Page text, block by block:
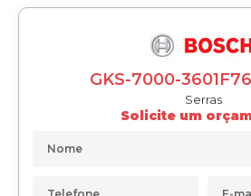
GKS-7000-
Serras
Solicite um